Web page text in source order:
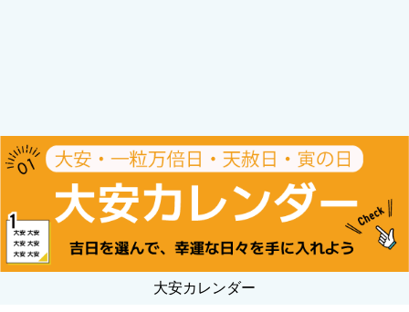
大安カレンダー